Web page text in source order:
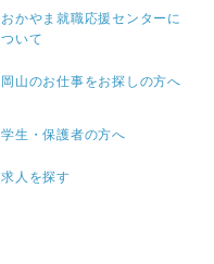
おかやま就職応援センターに
ついて
岡山のお仕事をお探しの方へ
学生・保護者の方へ
求人を探す